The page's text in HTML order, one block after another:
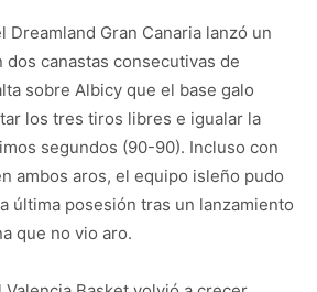
Dreamland Gran Canaria lanzó un
canastas consecutivas de
sobre Albicy que el base galo
los tres tiros libres e igualar la
segundos (90-90). Incluso con
ambos aros, el equipo isleño pudo
última posesión tras un lanzamiento
que no vio aro.